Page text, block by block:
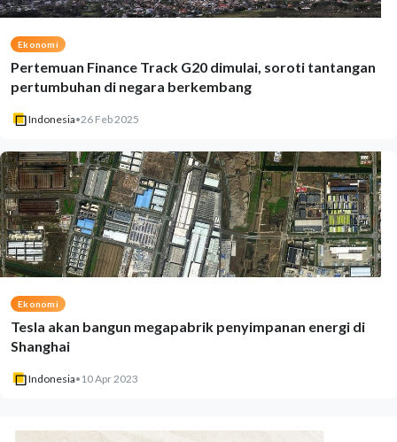
Ekonomi
Pertemuan Finance Track G20 dimulai, soroti tantangan
pertumbuhan di negara berkembang
Indonesia•26 Feb 2025
Ekonomi
Tesla akan bangun megapabrik penyimpanan energi di
Shanghai
Indonesia• 10 Apr 2023